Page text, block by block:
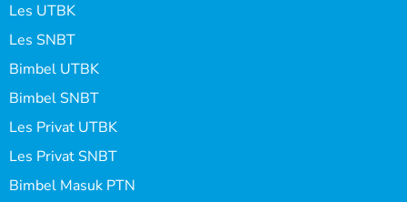
Les UTBK
Les SNBT
Bimbel UTBK
Bimbel SNBT
Les Privat UTBK
Les Privat SNBT
Bimbel Masuk PTN